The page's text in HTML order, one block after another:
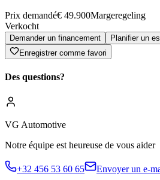
Prix demandé€ 49.900Margeregeling
Verkocht
Demander un financement
Planifier un
Enregistrer comme favori
Des questions?
VG Automotive
Notre équipe est heureuse de vous aider
+32 456 53 60 65 Envoyer un e-